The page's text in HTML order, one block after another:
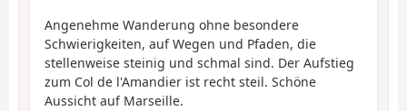
Angenehme Wanderung ohne besondere
Schwierigkeiten, auf Wegen und Pfaden, die
stellenweise steinig und schmal sind. Der Aufstieg
zum Col de l'Amandier ist recht steil. Schöne
Aussicht auf Marseille.